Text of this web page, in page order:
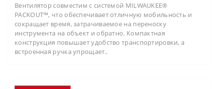
Вентилятор совместим с системой MILWAUKEE®
PACKOUT™, что обеспечивает отличную мобильность и
сокращает время, затрачиваемое на переноску
инструмента на объект и обратно. Компактная
конструкция повышает удобство транспортировки, а
встроенная ручка упрощает..